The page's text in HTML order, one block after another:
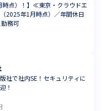
時点）！】≪東京・クラウドエ
2025年1月時点）／年間休日
務可
社で社内SE！セキュリティに
！